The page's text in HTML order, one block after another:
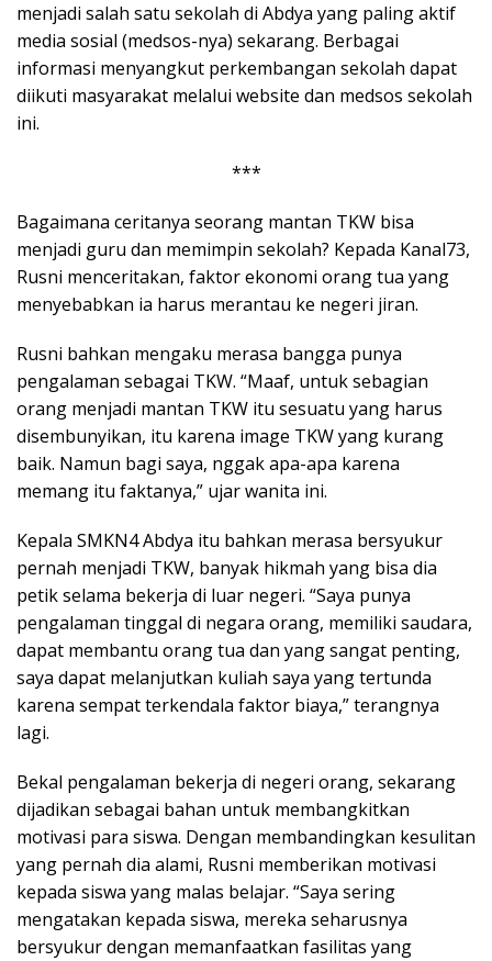
menjadi salah satu sekolah di Abdya yang paling aktif
media sosial (medsos-nya) sekarang. Berbagai
informasi menyangkut perkembangan sekolah dapat
diikuti masyarakat melalui website dan medsos sekolah
ini.
***
Bagaimana ceritanya seorang mantan TKW bisa
menjadi guru dan memimpin sekolah? Kepada Kanal73,
Rusni menceritakan, faktor ekonomi orang tua yang
menyebabkan ia harus merantau ke negeri jiran.
Rusni bahkan mengaku merasa bangga punya
pengalaman sebagai TKW. “Maaf, untuk sebagian
orang menjadi mantan TKW itu sesuatu yang harus
disembunyikan, itu karena image TKW yang kurang
baik. Namun bagi saya, nggak apa-apa karena
memang itu faktanya,” ujar wanita ini.
Kepala SMKN4 Abdya itu bahkan merasa bersyukur
pernah menjadi TKW, banyak hikmah yang bisa dia
petik selama bekerja di luar negeri. “Saya punya
pengalaman tinggal di negara orang, memiliki saudara,
dapat membantu orang tua dan yang sangat penting,
saya dapat melanjutkan kuliah saya yang tertunda
karena sempat terkendala faktor biaya,” terangnya
lagi.
Bekal pengalaman bekerja di negeri orang, sekarang
dijadikan sebagai bahan untuk membangkitkan
motivasi para siswa. Dengan membandingkan kesulitan
yang pernah dia alami, Rusni memberikan motivasi
kepada siswa yang malas belajar. “Saya sering
mengatakan kepada siswa, mereka seharusnya
bersyukur dengan memanfaatkan fasilitas yang